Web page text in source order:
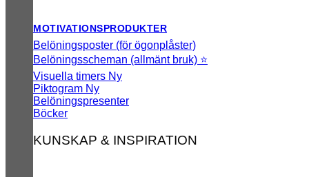
MOTIVATIONSPRODUKTER
Belöningsposter (för ögonplåster)
Belöningsscheman (allmänt bruk) ⭐
Visuella timers
Piktogram
Belöningspresenter
Böcker
KUNSKAP & INSPIRATION